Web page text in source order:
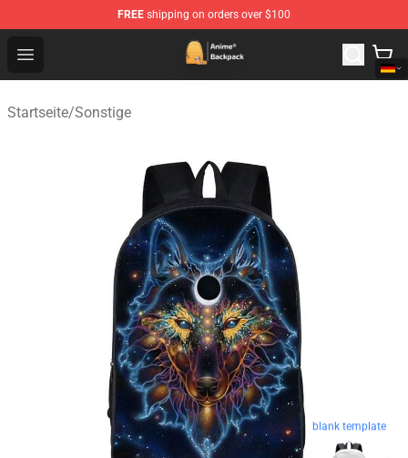
FREE shipping on orders over $100
Open menu
Anime Backpack Shop - Official Anime Backpack Store
Startseite/Sonstige
blank template